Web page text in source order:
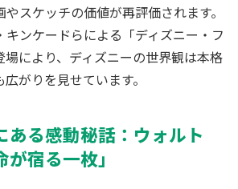
スケッチの価値が再評価されます。
キンケードらによる「ディズニー・フ
場により、ディズニーの世界観は本格
がりを見せています。
ある感動秘話：ウォルト
宿る一枚」